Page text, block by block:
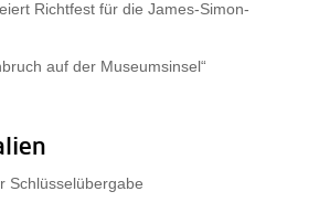
Richtfest für die James-Simon-
auf der Museumsinsel“
Schlüsselübergabe